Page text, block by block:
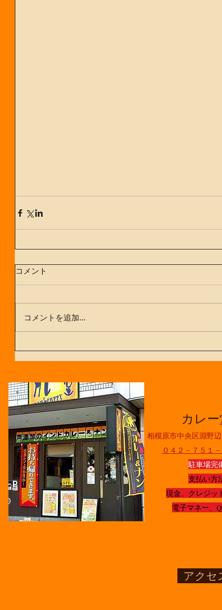
コメント
コメントを追加…
カレ
相模原市中央区淵野
０４２－７５１
駐車場完
支払い方
現金、クレジッ
電子マネー、
アクセ